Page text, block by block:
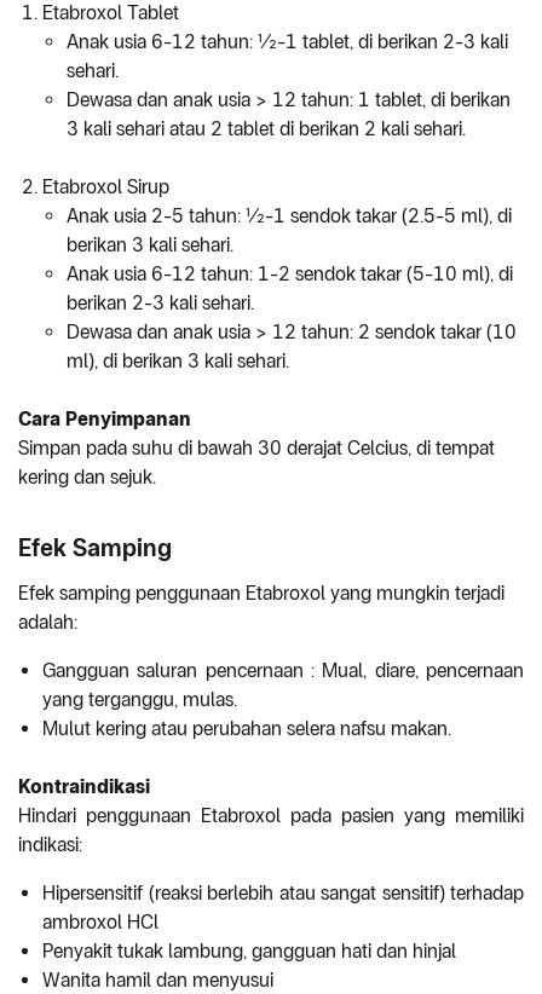
Etabroxol Tablet
Anak usia 6-12 tahun: ½-1 tablet, di berikan 2-3 kali
sehari.
Dewasa dan anak usia > 12 tahun: 1 tablet, di berikan
3 kali sehari atau 2 tablet di berikan 2 kali sehari.
Etabroxol Sirup
Anak usia 2-5 tahun: ½-1 sendok takar (2.5-5 ml), di
berikan 3 kali sehari.
Anak usia 6-12 tahun: 1-2 sendok takar (5-10 ml), di
berikan 2-3 kali sehari.
Dewasa dan anak usia > 12 tahun: 2 sendok takar (10
ml), di berikan 3 kali sehari.
Cara Penyimpanan
Simpan pada suhu di bawah 30 derajat Celcius, di tempat
kering dan sejuk.
Efek Samping
Efek samping penggunaan Etabroxol yang mungkin terjadi
adalah:
Gangguan saluran pencernaan : Mual, diare, pencernaan
yang terganggu, mulas.
Mulut kering atau perubahan selera nafsu makan.
Kontraindikasi
Hindari penggunaan Etabroxol pada pasien yang memiliki
indikasi:
Hipersensitif (reaksi berlebih atau sangat sensitif) terhadap
ambroxol HCl
Penyakit tukak lambung, gangguan hati dan hinjal
Wanita hamil dan menyusui